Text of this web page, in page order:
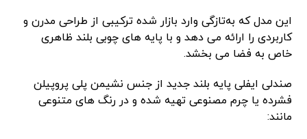
این مدل که به‌تازگی وارد بازار شده ترکیبی از طراحی مدرن و
کاربردی را ارائه می دهد و با پایه های چوبی بلند ظاهری
خاص به فضا می بخشد.
صندلی ایفلی پایه بلند جدید از جنس نشیمن پلی پروپیلن
فشرده یا چرم مصنوعی تهیه شده و در رنگ های متنوعی
مانند: